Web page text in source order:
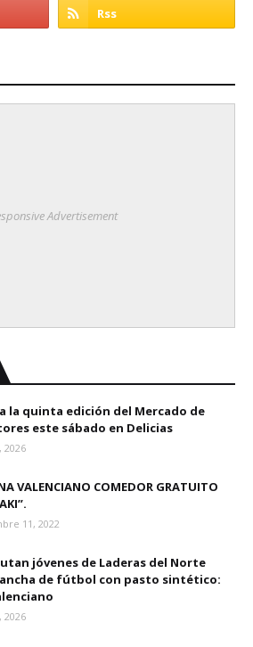
Advertisement
la quinta edición del Mercado de
este sábado en Delicias
2026
VALENCIANO COMEDOR GRATUITO
11, 2022
jóvenes de Laderas del Norte
de fútbol con pasto sintético:
2026